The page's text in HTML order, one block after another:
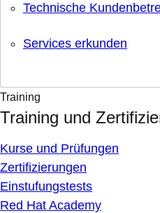
Technische
Services erkunden
Training
Training und
Kurse und Prüfungen
Zertifizierungen
Einstufungstests
Red Hat Academy